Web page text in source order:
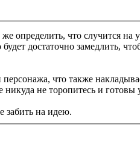
определить, что случится на
достаточно замедлить,
что также
не торопитесь и готовы
забить на идею.